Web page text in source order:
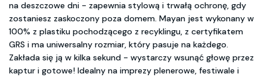
na deszczowe dni - zapewnia stylową i trwałą ochronę, gdy
zostaniesz zaskoczony poza domem. Mayan jest wykonany w
100% z plastiku pochodzącego z recyklingu, z certyfikatem
GRS i ma uniwersalny rozmiar, który pasuje na każdego.
Zakłada się ją w kilka sekund - wystarczy wsunąć głowę przez
kaptur i gotowe! Idealny na imprezy plenerowe, festiwale i